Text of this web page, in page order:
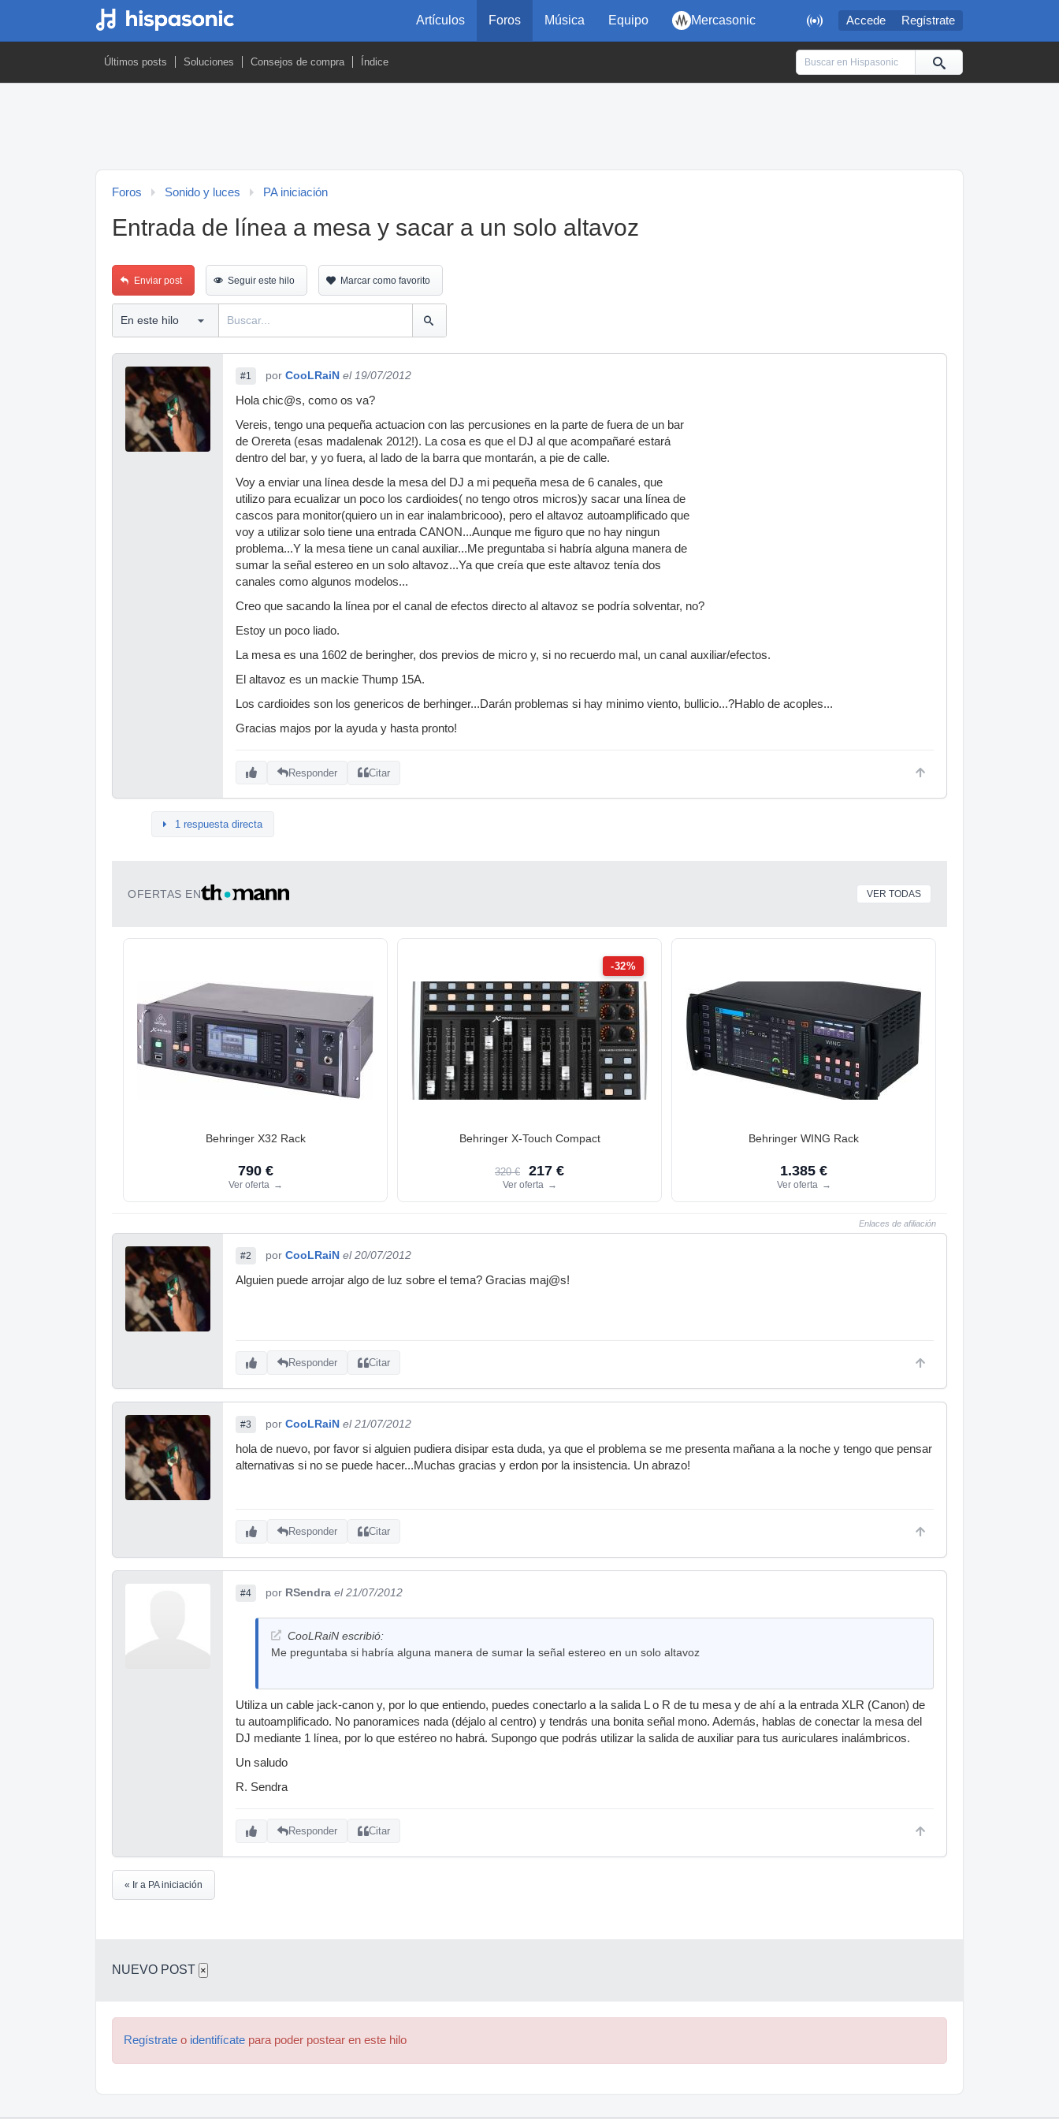
 Accede Regístrate
Artículos Foros Música Equipo Mercasonic
Últimos posts Soluciones Consejos de compra Índice
Foros Sonido y luces PA iniciación
Entrada de línea a mesa y sacar a un solo altavoz
Enviar post Seguir este hilo Marcar como favorito
#1 por CooLRaiN el 19/07/2012
Hola chic@s, como os va?
Vereis, tengo una pequeña actuacion con las percusiones en la parte de fuera de un bar
de Orereta (esas madalenak 2012!). La cosa es que el DJ al que acompañaré estará
dentro del bar, y yo fuera, al lado de la barra que montarán, a pie de calle.
Voy a enviar una línea desde la mesa del DJ a mi pequeña mesa de 6 canales, que
utilizo para ecualizar un poco los cardioides( no tengo otros micros)y sacar una línea de
cascos para monitor(quiero un in ear inalambricooo), pero el altavoz autoamplificado que
voy a utilizar solo tiene una entrada CANON...Aunque me figuro que no hay ningun
problema...Y la mesa tiene un canal auxiliar...Me preguntaba si habría alguna manera de
sumar la señal estereo en un solo altavoz...Ya que creía que este altavoz tenía dos
canales como algunos modelos...
Creo que sacando la línea por el canal de efectos directo al altavoz se podría solventar, no?
Estoy un poco liado.
La mesa es una 1602 de beringher, dos previos de micro y, si no recuerdo mal, un canal auxiliar/efectos.
El altavoz es un mackie Thump 15A.
Los cardioides son los genericos de berhinger...Darán problemas si hay minimo viento, bullicio...?Hablo de acoples...
Gracias majos por la ayuda y hasta pronto!
Responder Citar
1 respuesta directa
OFERTAS EN VER TODAS
Behringer X32 Rack
790 €
Ver oferta →
-32%
Behringer X-Touch Compact
320 € 217 €
Ver oferta →
Behringer WING Rack
1.385 €
Ver oferta →
Enlaces de afiliación
#2 por CooLRaiN el 20/07/2012
Alguien puede arrojar algo de luz sobre el tema? Gracias maj@s!
Responder Citar
#3 por CooLRaiN el 21/07/2012
hola de nuevo, por favor si alguien pudiera disipar esta duda, ya que el problema se me presenta mañana a la noche y tengo que pensar
alternativas si no se puede hacer...Muchas gracias y erdon por la insistencia. Un abrazo!
Responder Citar
#4 por RSendra el 21/07/2012
CooLRaiN escribió:
Me preguntaba si habría alguna manera de sumar la señal estereo en un solo altavoz
Utiliza un cable jack-canon y, por lo que entiendo, puedes conectarlo a la salida L o R de tu mesa y de ahí a la entrada XLR (Canon) de
tu autoamplificado. No panoramices nada (déjalo al centro) y tendrás una bonita señal mono. Además, hablas de conectar la mesa del
DJ mediante 1 línea, por lo que estéreo no habrá. Supongo que podrás utilizar la salida de auxiliar para tus auriculares inalámbricos.
Un saludo
R. Sendra
Responder Citar
« Ir a PA iniciación
NUEVO POST ×
Regístrate o identifícate para poder postear en este hilo